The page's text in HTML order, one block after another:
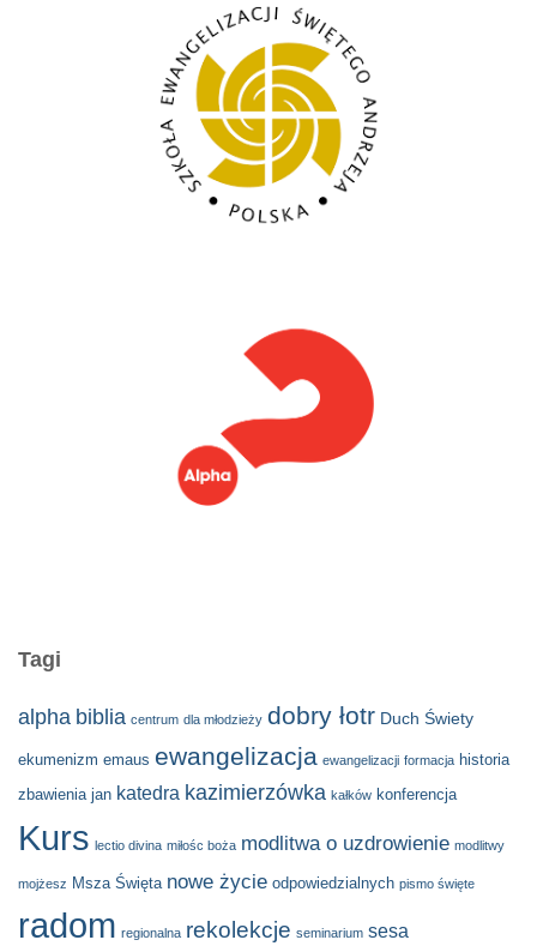
Tagi
alpha biblia centrum dla młodzieży dobry łotr Duch Świety
ekumenizm emaus ewangelizacja ewangelizacji formacja historia
zbawienia jan katedra kazimierzówka kałków konferencja
Kurs lectio divina miłośc boża modlitwa o uzdrowienie modlitwy
mojżesz Msza Święta nowe życie odpowiedzialnych pismo święte
radom regionalna rekolekcje seminarium sesa